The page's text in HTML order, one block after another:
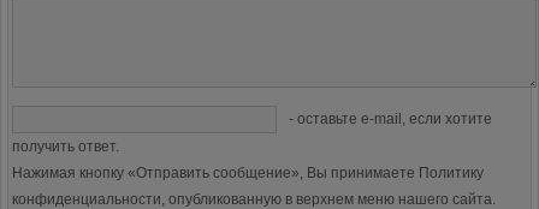
- оставьте e-mail, если хотите
получить ответ.
Нажимая кнопку «Отправить сообщение», Вы принимаете Политику
конфиденциальности, опубликованную в верхнем меню нашего сайта.